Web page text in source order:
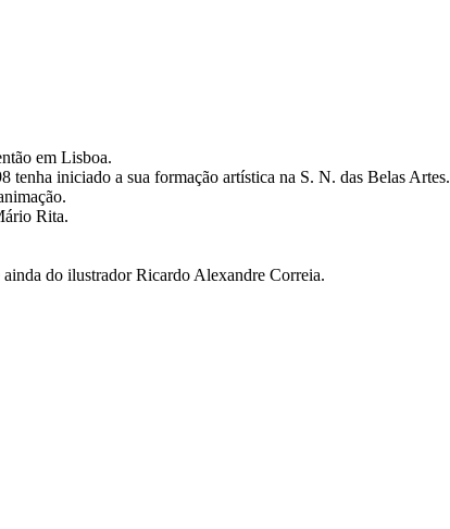
em Lisboa.
tenha iniciado a sua formação artística na S. N. das Belas Artes.
Rita.
do ilustrador Ricardo Alexandre Correia.